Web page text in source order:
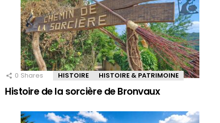
0 Shares HISTOIRE HISTOIRE & PATRIMOINE
Histoire de la sorcière de Bronvaux